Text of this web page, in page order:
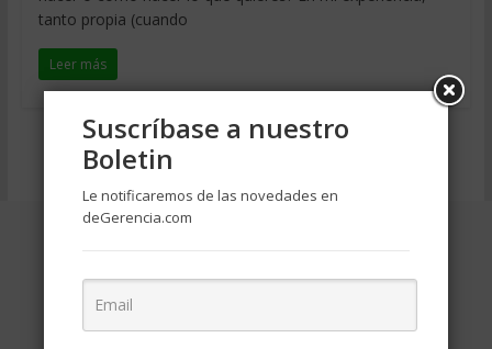
tanto propia (cuando
Leer más
Página 1 de 4
Suscríbase a nuestro
Boletin
Le notificaremos de las novedades en
deGerencia.com